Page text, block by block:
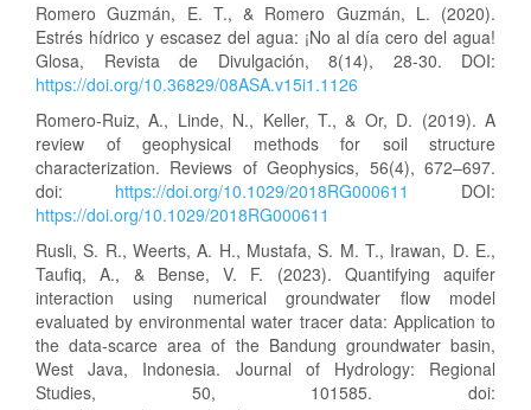
Romero Guzmán, E. T., & Romero Guzmán, L. (2020).
Estrés hídrico y escasez del agua: ¡No al día cero del agua!
Glosa, Revista de Divulgación, 8(14), 28-30. DOI:
https://doi.org/10.36829/08ASA.v15i1.1126
Romero-Ruiz, A., Linde, N., Keller, T., & Or, D. (2019). A
review of geophysical methods for soil structure
characterization. Reviews of Geophysics, 56(4), 672–697.
doi: https://doi.org/10.1029/2018RG000611
DOI:
https://doi.org/10.1029/2018RG000611
Rusli, S. R., Weerts, A. H., Mustafa, S. M. T., Irawan, D. E.,
Taufiq, A., & Bense, V. F. (2023). Quantifying aquifer
interaction using numerical groundwater flow model
evaluated by environmental water tracer data: Application to
the data-scarce area of the Bandung groundwater basin,
West Java, Indonesia. Journal of Hydrology: Regional
Studies, 50, 101585. doi: